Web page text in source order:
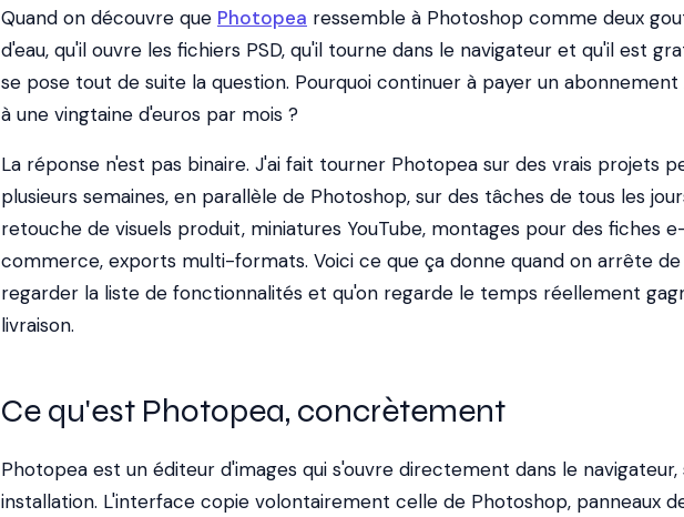
Quand on découvre que Photopea ressemble à Photoshop comme deux
d'eau, qu'il ouvre les fichiers PSD, qu'il tourne dans le navigateur et qu'il est
se pose tout de suite la question. Pourquoi continuer à payer un
à une vingtaine d'euros par mois ?
La réponse n'est pas binaire. J'ai fait tourner Photopea sur des vrais projets
plusieurs semaines, en parallèle de Photoshop, sur des tâches de tous les
retouche de visuels produit, miniatures YouTube, montages pour des fiches
commerce, exports multi-formats. Voici ce que ça donne quand on arrête de
regarder la liste de fonctionnalités et qu'on regarde le temps réellement
livraison.
Ce qu'est Photopea, concrètement
Photopea est un éditeur d'images qui s'ouvre directement dans le navigateur,
installation. L'interface copie volontairement celle de Photoshop, panneaux